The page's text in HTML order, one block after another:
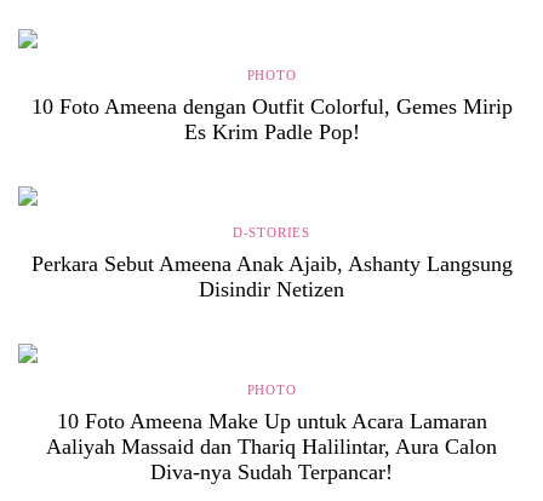
PHOTO
10 Foto Ameena dengan Outfit Colorful, Gemes Mirip
Es Krim Padle Pop!
D-STORIES
Perkara Sebut Ameena Anak Ajaib, Ashanty Langsung
Disindir Netizen
PHOTO
10 Foto Ameena Make Up untuk Acara Lamaran
Aaliyah Massaid dan Thariq Halilintar, Aura Calon
Diva-nya Sudah Terpancar!